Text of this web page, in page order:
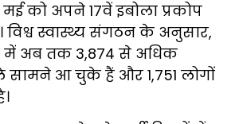
को अपने 17वें इबोला प्रकोप
विश्व स्वास्थ्य संगठन के अनुसार,
में अब तक 3,874 से अधिक
आ चुके हैं और 1,751 लोगों